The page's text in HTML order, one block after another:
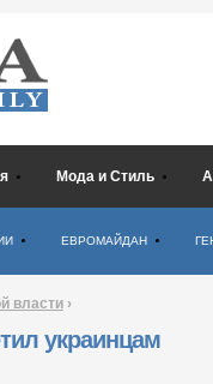
Мода и Стиль
ЕВРОМАЙДАН
власти ›
украинцам